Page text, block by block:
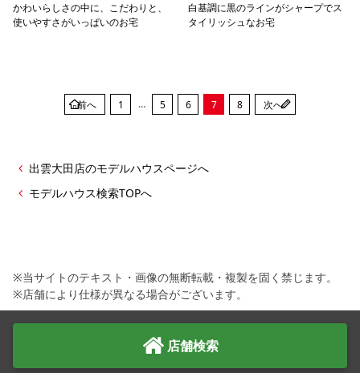
かわいらしさの中に、こだわりと、
使いやすさがいっぱいのお宅
白基調に黒のラインがシャープでス
タイリッシュなお宅
前へ 1 … 5 6 7 8 次へ
出雲大田店のモデルハウスページへ
モデルハウス検索TOPへ
※当サイトのテキスト・画像の無断転載・複製を固く禁じます。
※店舗により仕様が異なる場合がございます。
店舗検索